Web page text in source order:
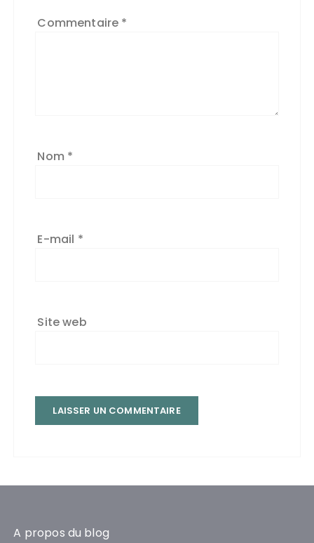
Commentaire *
Nom *
E-mail *
Site web
A propos du blog